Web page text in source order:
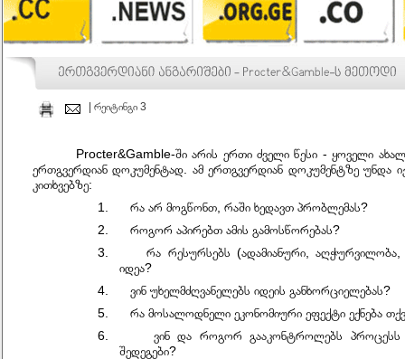
| რეიტინგი 3
Procter&Gamble-ში არის ერთი ძველი წესი - ყოველი
ერთგვერდიან დოკუმენტად. ამ ერთგვერდიან დოკუმენტზე უნდა
კითხვებზე:
1. რა არ მოგწონთ, რაში ხედავთ პრობლემას?
2. როგორ აპირებთ ამის გამოსწორებას?
3. რა რესურსებს (ადამიანური, აღჭურვილობა,
იდეა?
4. ვინ უხელმძღვანელებს იდეის განხორციელებას?
5. რა მოსალოდნელი ეკონომიური ეფექტი ექნება
6. ვინ და როგორ გააკონტროლებს პროცესს
შედეგები?